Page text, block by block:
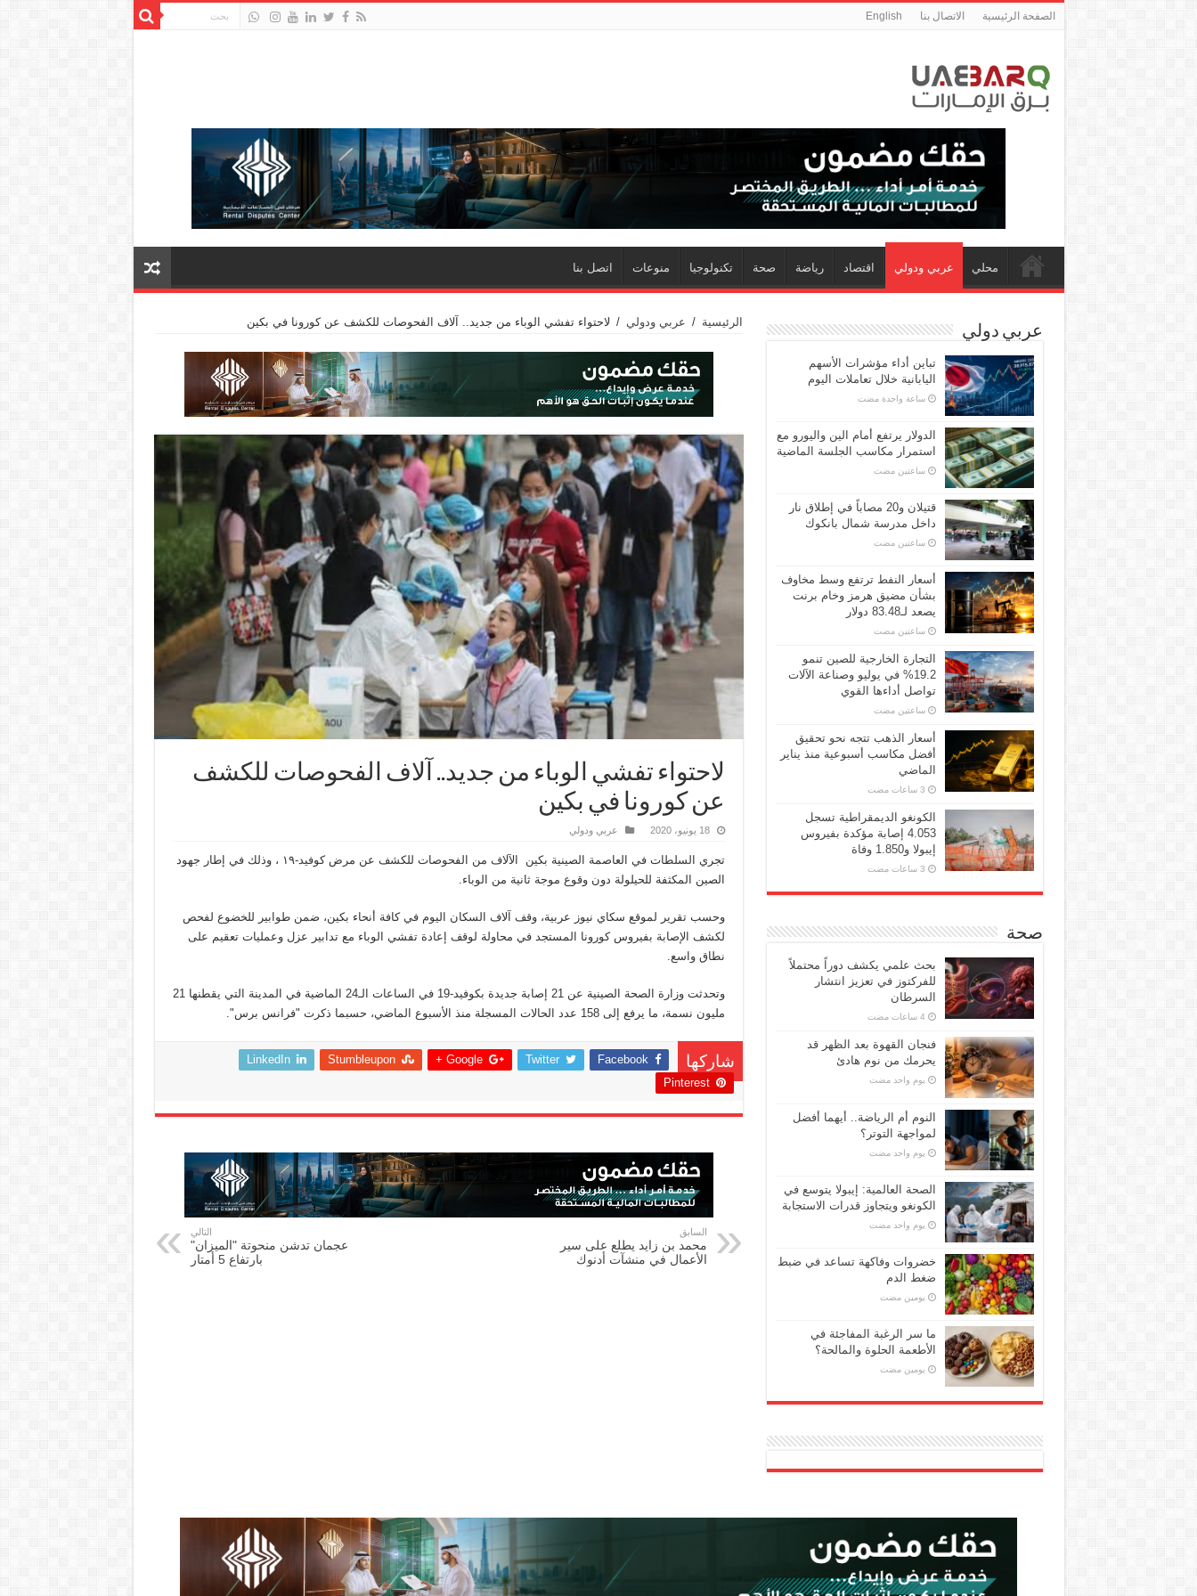
الصفحة الرئيسية الاتصال بنا English
محلي عربي ودولي اقتصاد رياضة صحة تكنولوجيا منوعات اتصل بنا
الرئيسية / عربي ودولي / لاحتواء تفشي الوباء من جديد.. آلاف الفحوصات للكشف عن كورونا في بكين
لاحتواء تفشي الوباء من جديد.. آلاف الفحوصات للكشف
عن كورونا في بكين
18 يونيو، 2020 عربي ودولي
تجري السلطات في العاصمة الصينية بكين الآلاف من الفحوصات للكشف عن مرض كوفيد-١٩ ، وذلك في إطار جهود
الصين المكثفة للحيلولة دون وقوع موجة ثانية من الوباء.
وحسب تقرير لموقع سكاي نيوز عربية، وقف آلاف السكان اليوم في كافة أنحاء بكين، ضمن طوابير للخضوع لفحص
لكشف الإصابة بفيروس كورونا المستجد في محاولة لوقف إعادة تفشي الوباء مع تدابير عزل وعمليات تعقيم على
نطاق واسع.
وتحدثت وزارة الصحة الصينية عن 21 إصابة جديدة بكوفيد-19 في الساعات الـ24 الماضية في المدينة التي يقطنها 21
مليون نسمة، ما يرفع إلى 158 عدد الحالات المسجلة منذ الأسبوع الماضي، حسبما ذكرت "فرانس برس".
شاركها Facebook
Twitter
Google +
Stumbleupon
LinkedIn
Pinterest
السابق
محمد بن زايد يطلع على سير
الأعمال في منشآت أدنوك
التالي
عجمان تدشن منحوتة "الميزان"
بارتفاع 5 أمتار
عربي دولي
تباين أداء مؤشرات الأسهم
اليابانية خلال تعاملات اليوم
‏ساعة واحدة مضت
الدولار يرتفع أمام الين واليورو مع
استمرار مكاسب الجلسة الماضية
‏ساعتين مضت
قتيلان و20 مصاباً في إطلاق نار
داخل مدرسة شمال بانكوك
‏ساعتين مضت
أسعار النفط ترتفع وسط مخاوف
بشأن مضيق هرمز وخام برنت
يصعد لـ83.48 دولار
‏ساعتين مضت
التجارة الخارجية للصين تنمو
19.2% في يوليو وصناعة الآلات
تواصل أداءها القوي
‏ساعتين مضت
أسعار الذهب تتجه نحو تحقيق
أفضل مكاسب أسبوعية منذ يناير
الماضي
الكونغو الديمقراطية تسجل
4.053 إصابة مؤكدة بفيروس
إيبولا و1.850 وفاة
صحة
بحث علمي يكشف دوراً محتملاً
للفركتوز في تعزيز انتشار
السرطان
فنجان القهوة بعد الظهر قد
يحرمك من نوم هادئ
‏يوم واحد مضت
النوم أم الرياضة.. أيهما أفضل
لمواجهة التوتر؟
‏يوم واحد مضت
الصحة العالمية: إيبولا يتوسع في
الكونغو ويتجاوز قدرات الاستجابة
‏يوم واحد مضت
خضروات وفاكهة تساعد في ضبط
ضغط الدم
‏يومين مضت
ما سر الرغبة المفاجئة في
الأطعمة الحلوة والمالحة؟
‏يومين مضت